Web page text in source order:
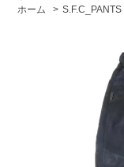
ホーム
> S.F.C_PANTS